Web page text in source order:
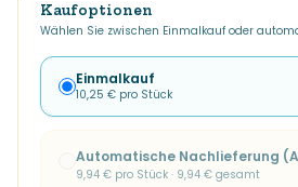
Kaufoptionen
Wählen Sie zwischen Einmalkauf oder
Einmalkauf
10,25 € pro Stück
Automatische Nachlieferung
9,94 € pro Stück · 9,94 € gesamt